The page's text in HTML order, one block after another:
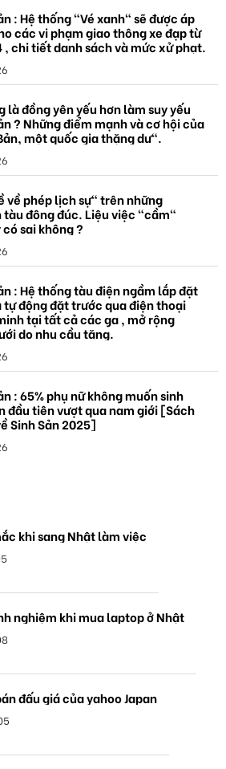
: Hệ thống "Vé xanh" sẽ được áp
các vi phạm giao thông xe đạp từ
, chi tiết danh sách và mức xử phạt.
là đồng yên yếu hơn làm suy yếu
? Những điểm mạnh và cơ hội của
một quốc gia thặng dư".
về phép lịch sự" trên những
tàu đông đúc. Liệu việc "cầm"
sai không ?
: Hệ thống tàu điện ngầm lắp đặt
tự động đặt trước qua điện thoại
tại tất cả các ga , mở rộng
do nhu cầu tăng.
: 65% phụ nữ không muốn sinh
đầu tiên vượt qua nam giới [Sách
Sinh Sản 2025]
khi sang Nhật làm việc
nghiệm khi mua laptop ở Nhật
đấu giá của yahoo Japan